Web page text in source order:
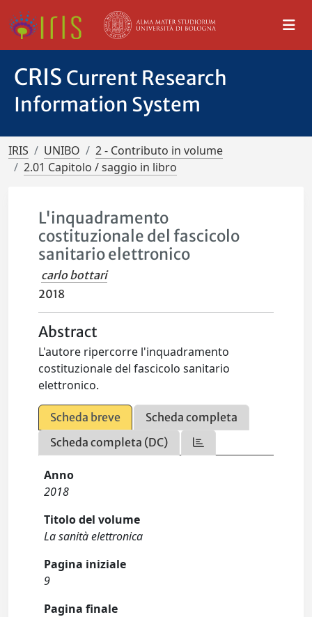
CRIS Current Research
Information System
IRIS UNIBO
2 - Contributo in volume
2.01 Capitolo / saggio in libro
L'inquadramento
costituzionale del fascicolo
sanitario elettronico
carlo bottari
2018
Abstract
L'autore ripercorre l'inquadramento
costituzionale del fascicolo sanitario
elettronico.
Scheda breve
Scheda completa
Scheda completa (DC)
Anno
2018
Titolo del volume
La sanità elettronica
Pagina iniziale
9
Pagina finale